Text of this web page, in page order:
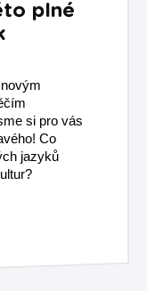
plné
si pro vás
Co
jazyků